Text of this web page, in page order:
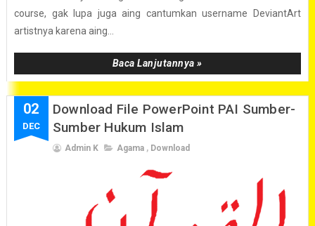
course, gak lupa juga aing cantumkan username DeviantArt
artistnya karena aing...
Baca Lanjutannya »
02
DEC
Download File PowerPoint PAI Sumber-
Sumber Hukum Islam
Admin K Agama , Download